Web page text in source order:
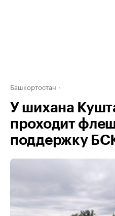
Башкортостан
У шихана
проходит
поддержку